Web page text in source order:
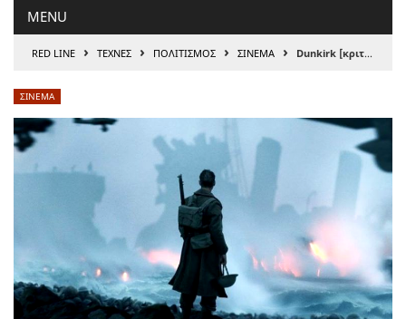
MENU
RED LINE › ΤΕΧΝΕΣ › ΠΟΛΙΤΙΣΜΟΣ › ΣΙΝΕΜΑ › Dunkirk [κριτική]
ΣΙΝΕΜΑ